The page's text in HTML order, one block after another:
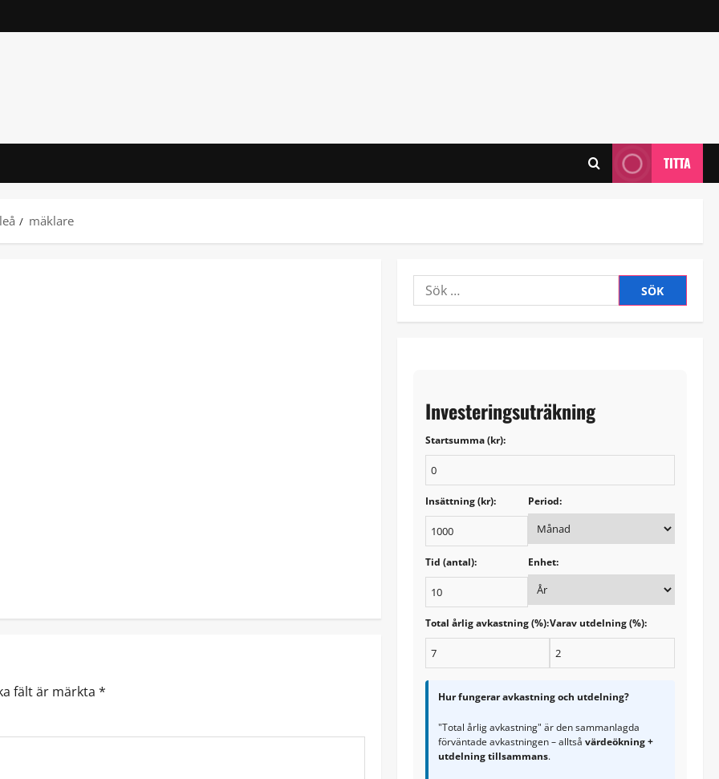
TITTA
mäklare
fält är märkta *
Sök
efter:
Investeringsuträkning
Startsumma (kr):
Insättning (kr): Period:
Tid (antal): Enhet:
Total årlig avkastning (%):Varav utdelning (%):
Hur fungerar avkastning och utdelning?
"Total årlig avkastning" är den sammanlagda
förväntade avkastningen – alltså värdeökning +
utdelning tillsammans.